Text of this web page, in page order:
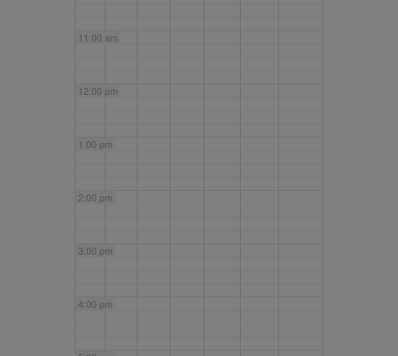
11:00 am
12:00 pm
1:00 pm
2:00 pm
3:00 pm
4:00 pm